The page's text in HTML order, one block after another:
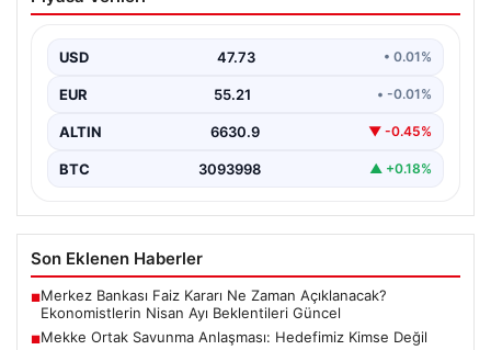
Anlaşması hakkında yaptığı açıklamada, bu
düzenlemenin herhangi…
USD 47.73 • 0.01%
EUR 55.21 • -0.01%
ALTIN 6630.9 ▼ -0.45%
BTC 3093998 ▲ +0.18%
Son Eklenen Haberler
■Merkez Bankası Faiz Kararı Ne Zaman Açıklanacak?
Ekonomistlerin Nisan Ayı Beklentileri Güncel
■Mekke Ortak Savunma Anlaşması: Hedefimiz Kimse Değil